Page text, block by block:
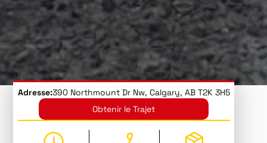
Adresse:390 Northmount Dr Nw, Calgary, AB T2K 3H5
Obtenir le Trajet